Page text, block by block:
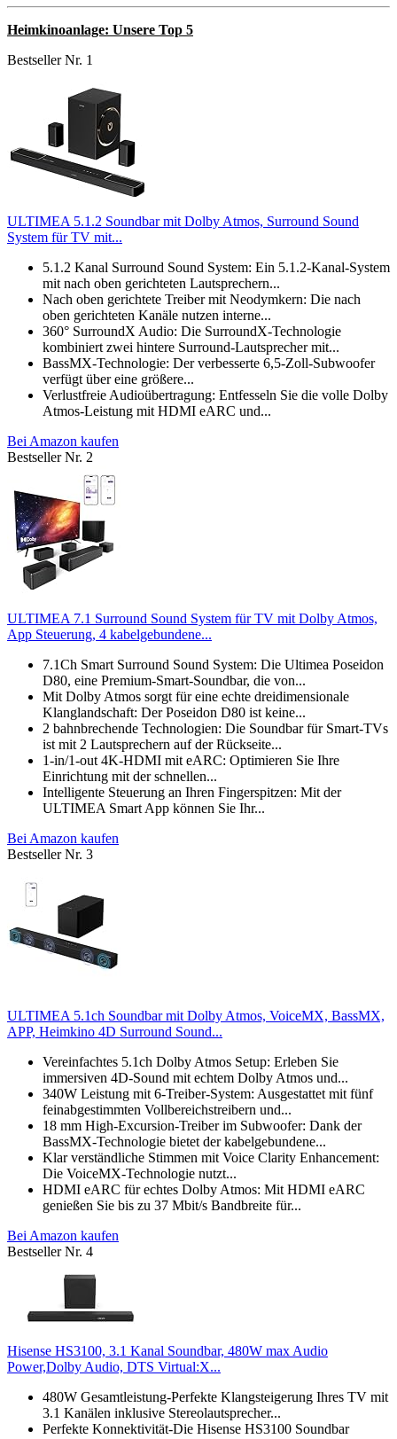
Heimkinoanlage: Unsere Top 5
Bestseller Nr. 1
ULTIMEA 5.1.2 Soundbar mit Dolby Atmos, Surround Sound
System für TV mit...
5.1.2 Kanal Surround Sound System: Ein 5.1.2-Kanal-System
mit nach oben gerichteten Lautsprechern...
Nach oben gerichtete Treiber mit Neodymkern: Die nach
oben gerichteten Kanäle nutzen interne...
360° SurroundX Audio: Die SurroundX-Technologie
kombiniert zwei hintere Surround-Lautsprecher mit...
BassMX-Technologie: Der verbesserte 6,5-Zoll-Subwoofer
verfügt über eine größere...
Verlustfreie Audioübertragung: Entfesseln Sie die volle Dolby
Atmos-Leistung mit HDMI eARC und...
Bei Amazon kaufen
Bestseller Nr. 2
ULTIMEA 7.1 Surround Sound System für TV mit Dolby Atmos,
App Steuerung, 4 kabelgebundene...
7.1Ch Smart Surround Sound System: Die Ultimea Poseidon
D80, eine Premium-Smart-Soundbar, die von...
Mit Dolby Atmos sorgt für eine echte dreidimensionale
Klanglandschaft: Der Poseidon D80 ist keine...
2 bahnbrechende Technologien: Die Soundbar für Smart-TVs
ist mit 2 Lautsprechern auf der Rückseite...
1-in/1-out 4K-HDMI mit eARC: Optimieren Sie Ihre
Einrichtung mit der schnellen...
Intelligente Steuerung an Ihren Fingerspitzen: Mit der
ULTIMEA Smart App können Sie Ihr...
Bei Amazon kaufen
Bestseller Nr. 3
ULTIMEA 5.1ch Soundbar mit Dolby Atmos, VoiceMX, BassMX,
APP, Heimkino 4D Surround Sound...
Vereinfachtes 5.1ch Dolby Atmos Setup: Erleben Sie
immersiven 4D-Sound mit echtem Dolby Atmos und...
340W Leistung mit 6-Treiber-System: Ausgestattet mit fünf
feinabgestimmten Vollbereichstreibern und...
18 mm High-Excursion-Treiber im Subwoofer: Dank der
BassMX-Technologie bietet der kabelgebundene...
Klar verständliche Stimmen mit Voice Clarity Enhancement:
Die VoiceMX-Technologie nutzt...
HDMI eARC für echtes Dolby Atmos: Mit HDMI eARC
genießen Sie bis zu 37 Mbit/s Bandbreite für...
Bei Amazon kaufen
Bestseller Nr. 4
Hisense HS3100, 3.1 Kanal Soundbar, 480W max Audio
Power,Dolby Audio, DTS Virtual:X...
480W Gesamtleistung-Perfekte Klangsteigerung Ihres TV mit
3.1 Kanälen inklusive Stereolautsprecher...
Perfekte Konnektivität-Die Hisense HS3100 Soundbar